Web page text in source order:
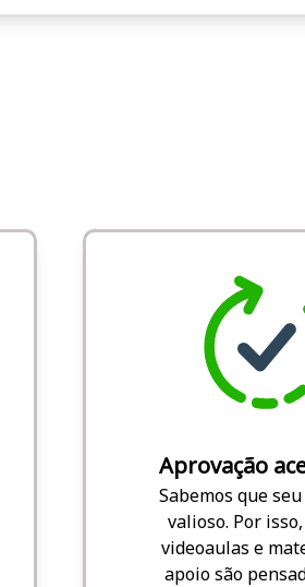
Aprovação
Sabemos que
valioso. Por
videoaulas e
apoio são